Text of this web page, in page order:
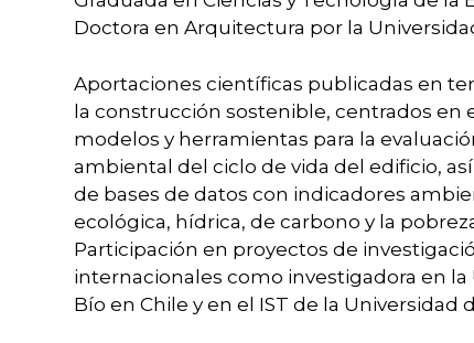
Doctora en Arquitectura por la
Aportaciones científicas publicadas en
la construcción sostenible, centrados en
modelos y herramientas para la
ambiental del ciclo de vida del edificio,
de bases de datos con indicadores
ecológica, hídrica, de carbono y la
Participación en proyectos de
internacionales como investigadora en la
Bío en Chile y en el IST de la Universidad